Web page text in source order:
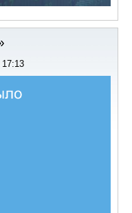
17:13